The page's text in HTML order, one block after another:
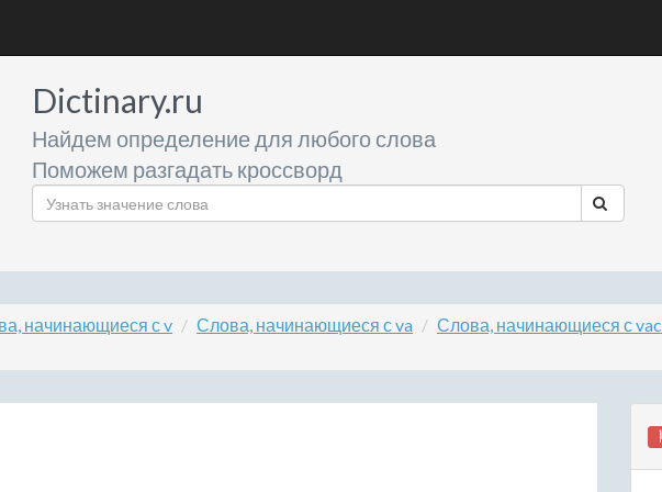
Dictinary.ru
Найдем определение для любого слова
Поможем разгадать кроссворд
начинающиеся с v Слова, начинающиеся с va Слова, начинающиеся с vac